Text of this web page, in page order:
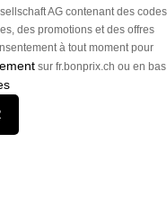
AG contenant des codes
des promotions et des offres
à tout moment pour
sur fr.bonprix.ch ou en bas